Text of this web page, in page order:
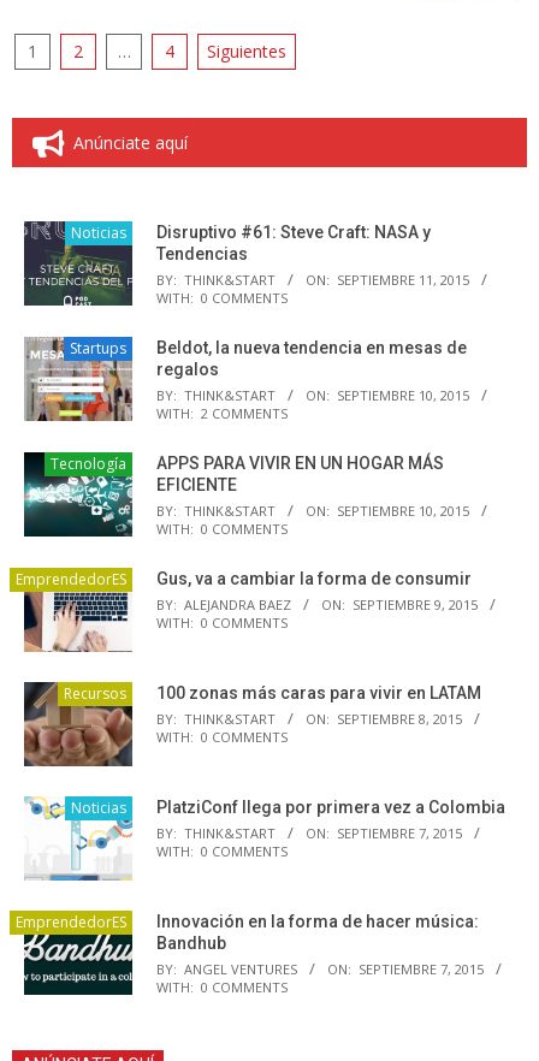
Paginación
entradas
1 2 … 4 Siguientes
Anúnciate aquí
Noticias
Disruptivo #61: Steve Craft: NASA y
Tendencias
BY: THINK&START ON: SEPTIEMBRE 11, 2015
WITH: 0 COMMENTS
Startups
Beldot, la nueva tendencia en mesas de
regalos
BY: THINK&START ON: SEPTIEMBRE 10, 2015
WITH: 2 COMMENTS
Tecnología
APPS PARA VIVIR EN UN HOGAR MÁS
EFICIENTE
BY: THINK&START ON: SEPTIEMBRE 10, 2015
WITH: 0 COMMENTS
EmprendedorES Gus, va a cambiar la forma de consumir
BY: ALEJANDRA BAEZ ON: SEPTIEMBRE 9, 2015
WITH: 0 COMMENTS
Recursos 100 zonas más caras para vivir en LATAM
BY: THINK&START ON: SEPTIEMBRE 8, 2015
WITH: 0 COMMENTS
Noticias PlatziConf llega por primera vez a Colombia
BY: THINK&START ON: SEPTIEMBRE 7, 2015
WITH: 0 COMMENTS
EmprendedorES
Innovación en la forma de hacer música:
Bandhub
BY: ANGEL VENTURES ON: SEPTIEMBRE 7, 2015
WITH: 0 COMMENTS